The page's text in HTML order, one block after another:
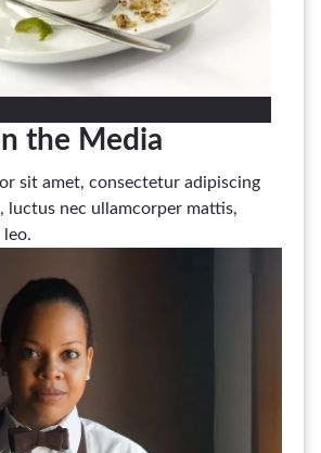
the Media
sit amet, consectetur adipiscing
luctus nec ullamcorper mattis,
leo.